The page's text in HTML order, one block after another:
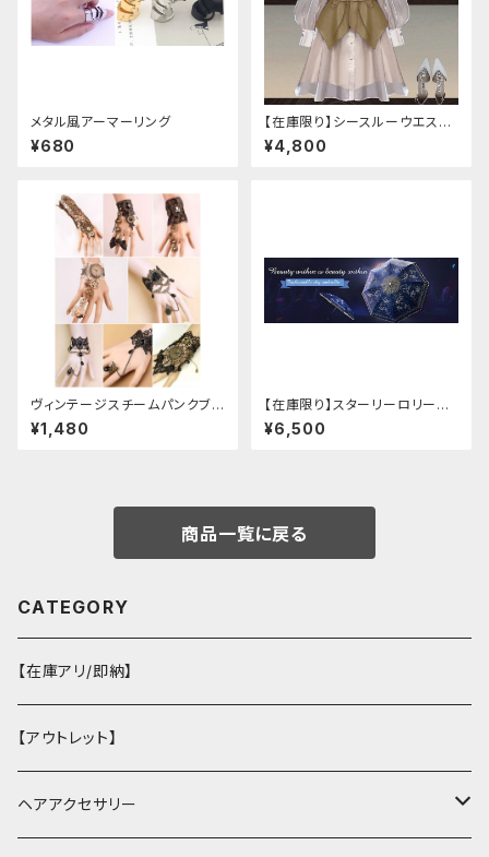
メタル風アーマーリング
¥680
【在庫限り】シースルーウエスト
ベルトワンピースセットアップ（ラ
イトピンク：Lサイズ
¥4,800
ヴィンテージスチームパンクブレ
スレット
¥1,480
【在庫限り】スターリーロリータ
アンブレラ
¥6,500
商品一覧に戻る
CATEGORY
【在庫アリ/即納】
【アウトレット】
ヘアアクセサリー